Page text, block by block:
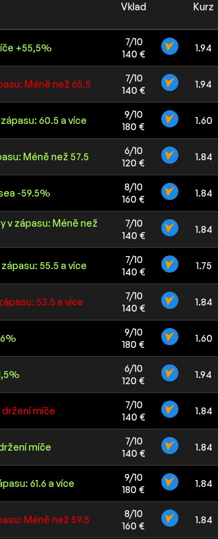
Vklad Kurz
+55,5%
7/10
140 €
1.94
Méně než 65.5
7/10
140 €
1.94
60.5 a více
9/10
180 €
1.60
Méně než 57.5
6/10
120 €
1.84
-59.5%
8/10
160 €
1.84
v zápasu: Méně než
7/10
140 €
1.84
55.5 a více
7/10
140 €
1.75
53.5 a více
7/10
140 €
1.84
9/10
180 €
1.60
6/10
120 €
1.94
míče
7/10
140 €
1.84
míče
7/10
140 €
1.84
61.6 a více
9/10
180 €
1.84
Méně než 59.5
8/10
160 €
1.84